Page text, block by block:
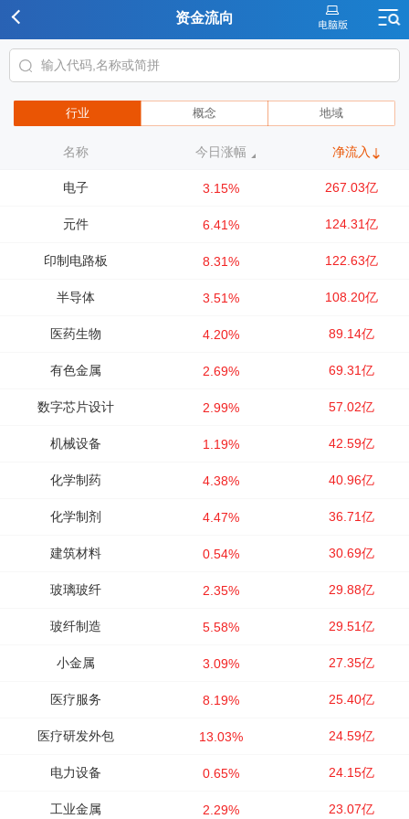
资金流向
行业 概念 地域
名称 今日涨幅 净流入
电子 3.15% 267.03亿
元件 6.41% 124.31亿
印制电路板 8.31% 122.63亿
半导体 3.51% 108.20亿
医药生物 4.20% 89.14亿
有色金属 2.69% 69.31亿
数字芯片设计 2.99% 57.02亿
机械设备 1.19% 42.59亿
化学制药 4.38% 40.96亿
化学制剂 4.47% 36.71亿
建筑材料 0.54% 30.69亿
玻璃玻纤 2.35% 29.88亿
玻纤制造 5.58% 29.51亿
小金属 3.09% 27.35亿
医疗服务 8.19% 25.40亿
医疗研发外包 13.03% 24.59亿
电力设备 0.65% 24.15亿
工业金属 2.29% 23.07亿